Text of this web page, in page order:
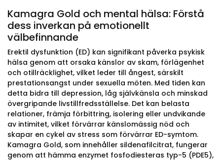
Kamagra Gold och mental hälsa: Förstå
dess inverkan på emotionellt
välbefinnande
Erektil dysfunktion (ED) kan signifikant påverka psykisk
hälsa genom att orsaka känslor av skam, förlägenhet
och otillräcklighet, vilket leder till ångest, särskilt
prestationsangst under sexuella möten. Med tiden kan
detta bidra till depression, låg självkänsla och minskad
övergripande livstillfredsställelse. Det kan belasta
relationer, främja förbittring, isolering eller undvikande
av intimitet, vilket förvärrar känslomässig nöd och
skapar en cykel av stress som förvärrar ED-symtom.
Kamagra Gold, som innehåller sildenafilcitrat, fungerar
genom att hämma enzymet fosfodiesteras typ-5 (PDE5),